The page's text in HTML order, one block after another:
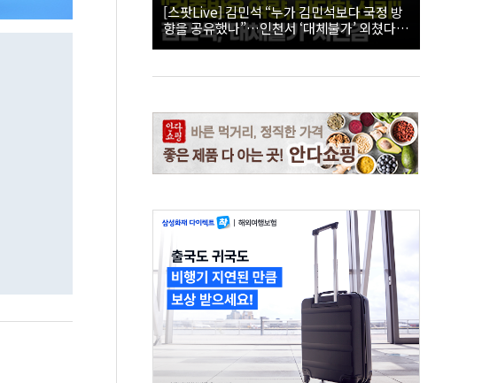
[스팟Live] 김민석 “누가 김민석보다 국정 방
향을 공유했나”…인천서 ‘대체불가’ 외쳤다 |
26.08.08 더불어민주당 당대표·최고위원 후